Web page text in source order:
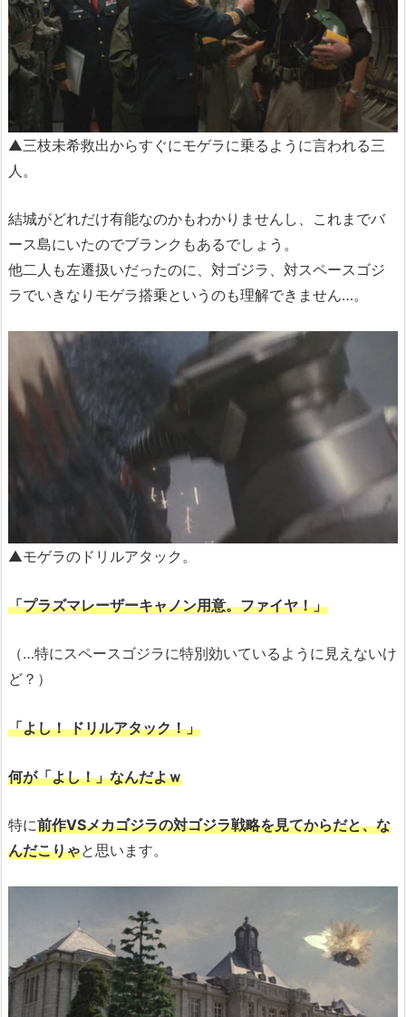
▲三枝未希救出からすぐにモゲラに乗るように言われる三
人。
結城がどれだけ有能なのかもわかりませんし、これまでバ
ース島にいたのでブランクもあるでしょう。
他二人も左遷扱いだったのに、対ゴジラ、対スペースゴジ
ラでいきなりモゲラ搭乗というのも理解できません…。
▲モゲラのドリルアタック。
「プラズマレーザーキャノン用意。ファイヤ！」
（…特にスペースゴジラに特別効いているように見えないけ
ど？）
「よし！ ドリルアタック！」
何が「よし！」なんだよｗ
特に前作VSメカゴジラの対ゴジラ戦略を見てからだと、な
んだこりゃと思います。